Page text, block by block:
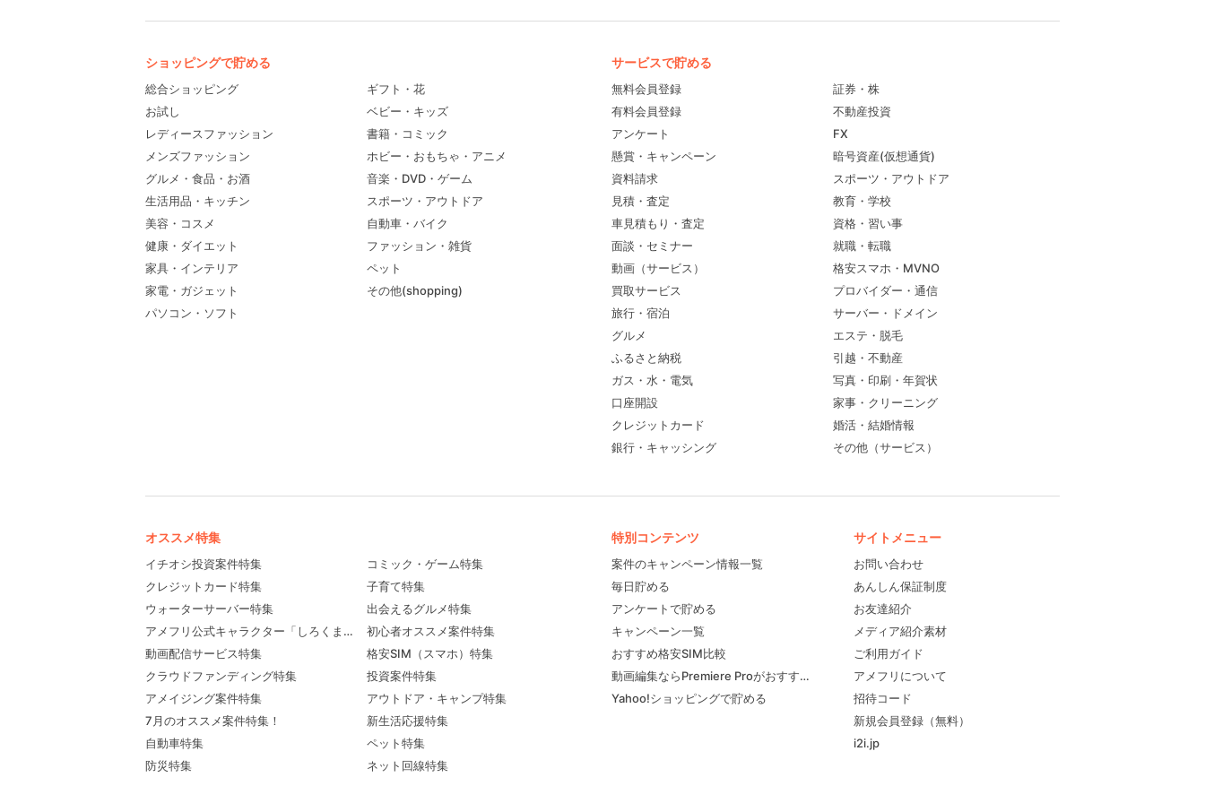
ショッピングで貯める
総合ショッピング
お試し
レディースファッション
メンズファッション
グルメ・食品・お酒
生活用品・キッチン
美容・コスメ
健康・ダイエット
家具・インテリア
家電・ガジェット
パソコン・ソフト
ギフト・花
ベビー・キッズ
書籍・コミック
ホビー・おもちゃ・アニメ
音楽・DVD・ゲーム
スポーツ・アウトドア
自動車・バイク
ファッション・雑貨
ペット
その他(shopping)
サービスで貯める
無料会員登録
有料会員登録
アンケート
懸賞・キャンペーン
資料請求
見積・査定
車見積もり・査定
面談・セミナー
動画（サービス）
買取サービス
旅行・宿泊
グルメ
ふるさと納税
ガス・水・電気
口座開設
クレジットカード
銀行・キャッシング
証券・株
不動産投資
FX
暗号資産(仮想通貨)
スポーツ・アウトドア
教育・学校
資格・習い事
就職・転職
格安スマホ・MVNO
プロバイダー・通信
サーバー・ドメイン
エステ・脱毛
引越・不動産
写真・印刷・年賀状
家事・クリーニング
婚活・結婚情報
その他（サービス）
オススメ特集
イチオシ投資案件特集
クレジットカード特集
ウォーターサーバー特集
アメフリ公式キャラクター「しろくま先輩」プロフィール
動画配信サービス特集
クラウドファンディング特集
アメイジング案件特集
7月のオススメ案件特集！
自動車特集
防災特集
コミック・ゲーム特集
子育て特集
出会えるグルメ特集
初心者オススメ案件特集
格安SIM（スマホ）特集
投資案件特集
アウトドア・キャンプ特集
新生活応援特集
ペット特集
ネット回線特集
特別コンテンツ
案件のキャンペーン情報一覧
毎日貯める
アンケートで貯める
キャンペーン一覧
おすすめ格安SIM比較
動画編集ならPremiere Proがおすすめ！
Yahoo!ショッピングで貯める
サイトメニュー
お問い合わせ
あんしん保証制度
お友達紹介
メディア紹介素材
ご利用ガイド
アメフリについて
招待コード
新規会員登録（無料）
i2i.jp